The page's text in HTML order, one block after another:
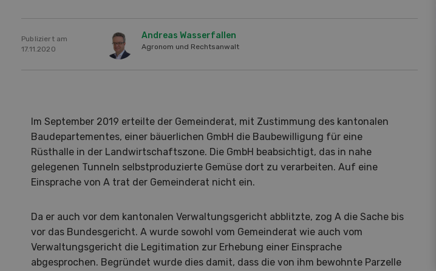
Publiziert am
17.11.2020
Andreas Wasserfallen
Agronom und Rechtsanwalt
Im September 2019 erteilte der Gemeinderat, mit Zustimmung des kantonalen
Baudepartementes, einer bäuerlichen GmbH die Baubewilligung für eine
Rüsthalle in der Landwirtschaftszone. Die GmbH beabsichtigt, das in nahe
gelegenen Tunneln selbstproduzierte Gemüse dort zu verarbeiten. Auf eine
Einsprache von A trat der Gemeinderat nicht ein.
Da er auch vor dem kantonalen Verwaltungsgericht abblitzte, zog A die Sache bis
vor das Bundesgericht. A wurde sowohl vom Gemeinderat wie auch vom
Verwaltungsgericht die Legitimation zur Erhebung einer Einsprache
abgesprochen. Begründet wurde dies damit, dass die von ihm bewohnte Parzelle